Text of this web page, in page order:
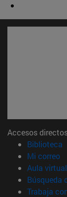
Accesos
Biblioteca
Mi correo
Aula
Búsqueda
Trabaja